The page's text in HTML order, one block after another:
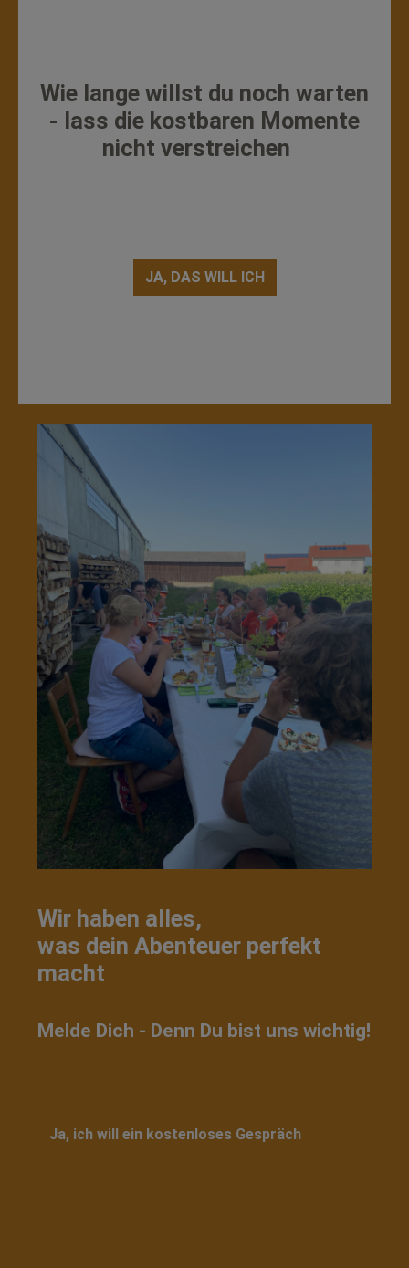
Wie lange willst du noch warten
- lass die kostbaren Momente
nicht verstreichen
JA, DAS WILL ICH
Wir haben alles,
was dein Abenteuer perfekt
macht
Melde Dich - Denn Du bist uns wichtig!
Ja, ich will ein kostenloses Gespräch